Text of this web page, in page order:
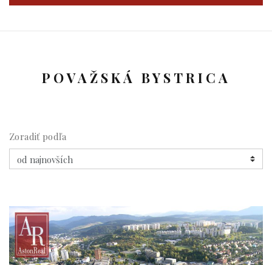
POVAŽSKÁ BYSTRICA
Zoradiť podľa